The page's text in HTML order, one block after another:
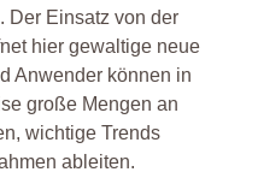
Der Einsatz von der
hier gewaltige neue
Anwender können in
große Mengen an
wichtige Trends
ableiten.